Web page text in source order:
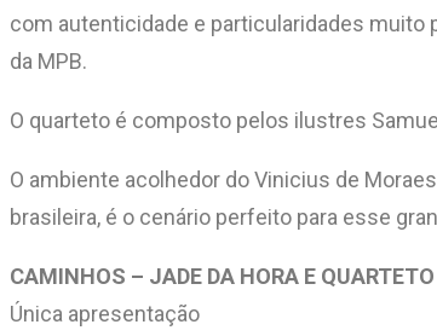
com autenticidade e particularidades muito
da MPB.
O quarteto é composto pelos ilustres
O ambiente acolhedor do Vinicius de
brasileira, é o cenário perfeito para esse
CAMINHOS – JADE DA HORA E QUARTETO
Única apresentação